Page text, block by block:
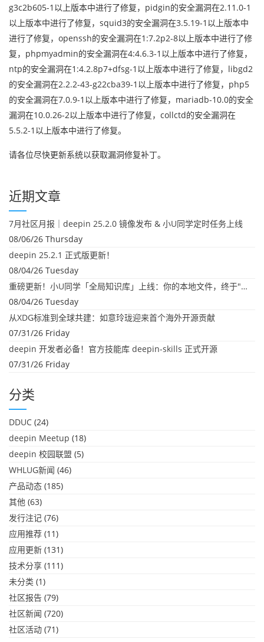
g3c2b605-1以上版本中进行了修复，pidgin的安全漏洞在2.11.0-1
以上版本中进行了修复，squid3的安全漏洞在3.5.19-1以上版本中
进行了修复，openssh的安全漏洞在1:7.2p2-8以上版本中进行了修
复，phpmyadmin的安全漏洞在4:4.6.3-1以上版本中进行了修复，
ntp的安全漏洞在1:4.2.8p7+dfsg-1以上版本中进行了修复，libgd2
的安全漏洞在2.2.2-43-g22cba39-1以上版本中进行了修复，php5
的安全漏洞在7.0.9-1以上版本中进行了修复，mariadb-10.0的安全
漏洞在10.0.26-2以上版本中进行了修复，collctd的安全漏洞在
5.5.2-1以上版本中进行了修复。
请各位尽快更新系统以获取漏洞修复补丁。
近期文章
7月社区月报｜deepin 25.2.0 镜像发布 & 小U同学定时任务上线
08/06/26 Thursday
deepin 25.2.1 正式版更新！
08/04/26 Tuesday
重磅更新！小U同学「全局知识库」上线：你的本地文件，终于"活"起来了
08/04/26 Tuesday
从XDG标准到全球共建：如意玲珑迎来首个海外开源贡献
07/31/26 Friday
deepin 开发者必备！官方技能库 deepin-skills 正式开源
07/31/26 Friday
分类
DDUC (24)
deepin Meetup (18)
deepin 校园联盟 (5)
WHLUG新闻 (46)
产品动态 (185)
其他 (63)
发行注记 (76)
应用推荐 (11)
应用更新 (131)
技术分享 (111)
未分类 (1)
社区报告 (79)
社区新闻 (720)
社区活动 (71)